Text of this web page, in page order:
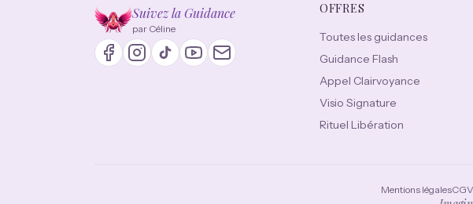
Suivez la Guidance
par Céline
OFFRES
Toutes les guidances
Guidance Flash
Appel Clairvoyance
Visio Signature
Rituel Libération
Mentions légalesCGV